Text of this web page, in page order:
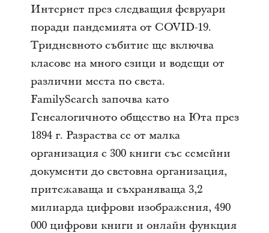
Интернет през следващия февруари
поради пандемията от COVID-19.
Тридневното събитие ще включва
класове на много езици и водещи от
различни места по света.
FamilySearch започва като
Генеалогичното общество на Юта през
1894 г. Разраства се от малка
организация с 300 книги със семейни
документи до световна организация,
притежаваща и съхраняваща 3,2
милиарда цифрови изображения, 490
000 цифрови книги и онлайн функция